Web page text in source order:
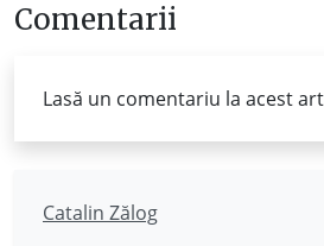
Comentarii
Lasă un comentariu la acest
Catalin Zălog